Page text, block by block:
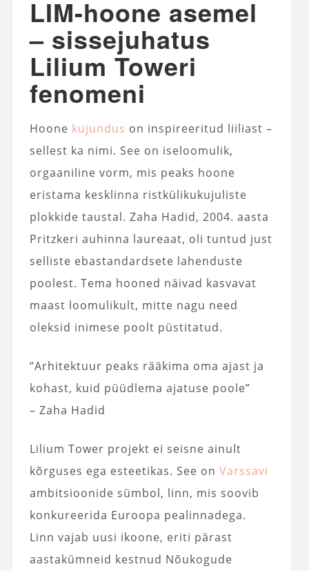
LIM-hoone asemel
– sissejuhatus
Lilium Toweri
fenomeni
Hoone kujundus on inspireeritud liiliast –
sellest ka nimi. See on iseloomulik,
orgaaniline vorm, mis peaks hoone
eristama kesklinna ristkülikukujuliste
plokkide taustal. Zaha Hadid, 2004. aasta
Pritzkeri auhinna laureaat, oli tuntud just
selliste ebastandardsete lahenduste
poolest. Tema hooned näivad kasvavat
maast loomulikult, mitte nagu need
oleksid inimese poolt püstitatud.
“Arhitektuur peaks rääkima oma ajast ja
kohast, kuid püüdlema ajatuse poole”
– Zaha Hadid
Lilium Tower projekt ei seisne ainult
kõrguses ega esteetikas. See on Varssavi
ambitsioonide sümbol, linn, mis soovib
konkureerida Euroopa pealinnadega.
Linn vajab uusi ikoone, eriti pärast
aastakümneid kestnud Nõukogude